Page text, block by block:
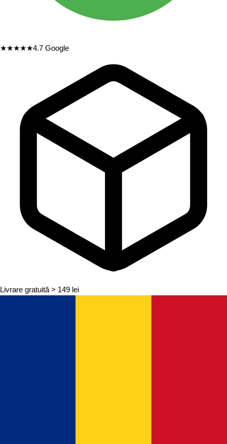
★★★★★4.7 Google
Livrare gratuită > 149 lei